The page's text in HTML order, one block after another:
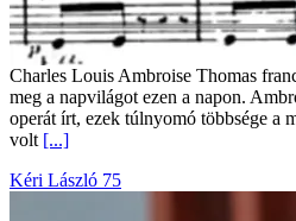
Charles Louis Ambroise Thomas
meg a napvilágot ezen a napon.
operát írt, ezek túlnyomó többsége a
volt [...]
Kéri László 75